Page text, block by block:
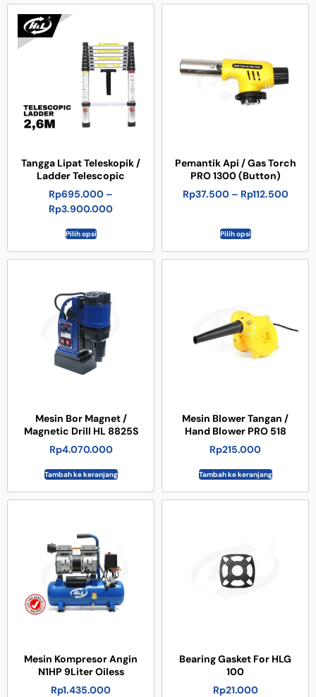
Tangga Lipat Teleskopik /
Ladder Telescopic
Rp695.000 –
Rp3.900.000
Pilih opsi
Pemantik Api / Gas Torch
PRO 1300 (Button)
Rp37.500 – Rp112.500
Pilih opsi
Mesin Bor Magnet /
Magnetic Drill HL 8825S
Rp4.070.000
Tambah ke keranjang
Mesin Blower Tangan /
Hand Blower PRO 518
Rp215.000
Tambah ke keranjang
Mesin Kompresor Angin
N1HP 9Liter Oiless
Rp1.435.000
Bearing Gasket For HLG
100
Rp21.000